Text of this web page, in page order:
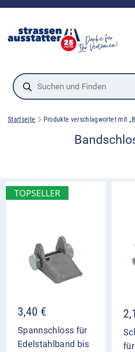
Products
search
Startseite Produkte verschlagwortet mit
TOPSELLER
3,40 €
Spannschloss für
Edelstahlband bis
für